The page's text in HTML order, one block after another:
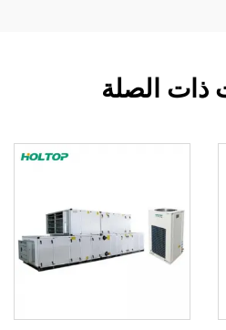
ذات الصلة